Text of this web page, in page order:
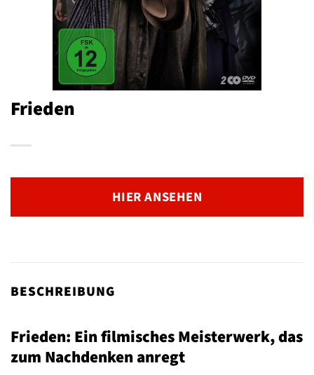
Frieden
HIER ANSEHEN
BESCHREIBUNG
Frieden: Ein filmisches Meisterwerk, das
zum Nachdenken anregt